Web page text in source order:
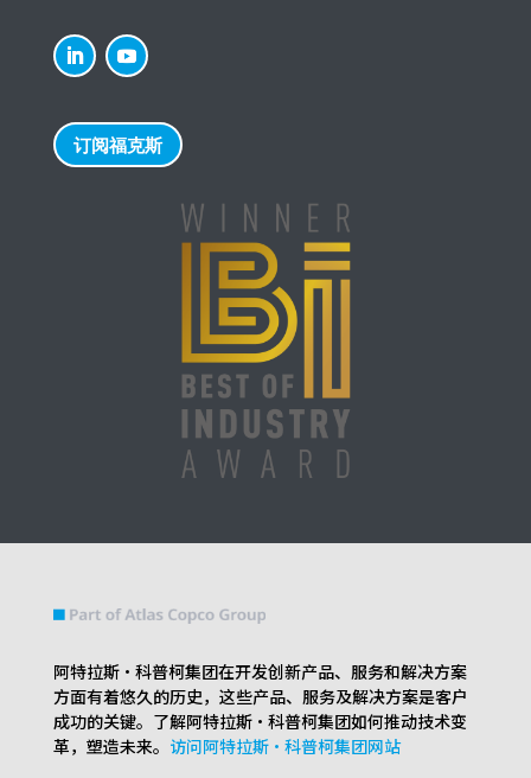
订阅福克斯
阿特拉斯·科普柯集团在开发创新产品、服务和解决方案
方面有着悠久的历史，这些产品、服务及解决方案是客户
成功的关键。了解阿特拉斯·科普柯集团如何推动技术变
革，塑造未来。 访问阿特拉斯·科普柯集团网站